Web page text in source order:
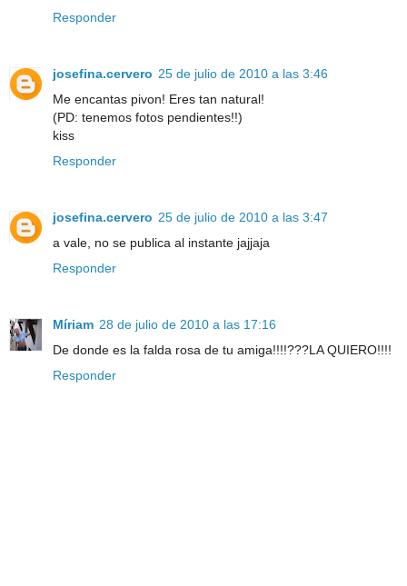
Responder
josefina.cervero 25 de julio de 2010 a las 3:46
Me encantas pivon! Eres tan natural!
(PD: tenemos fotos pendientes!!)
kiss
Responder
josefina.cervero 25 de julio de 2010 a las 3:47
a vale, no se publica al instante jajjaja
Responder
Míriam 28 de julio de 2010 a las 17:16
De donde es la falda rosa de tu amiga!!!!???LA QUIERO!!!!
Responder